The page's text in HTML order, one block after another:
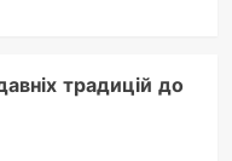
традицій до